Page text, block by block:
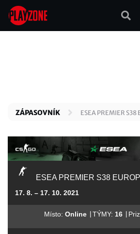
Přejít
hlavnímu
ZÁPASOVNÍK ESEA PREMIER S38
ESEA PREMIER S38
17. 8. – 17. 10. 2021
Místo: Online |TÝMY: 16 |